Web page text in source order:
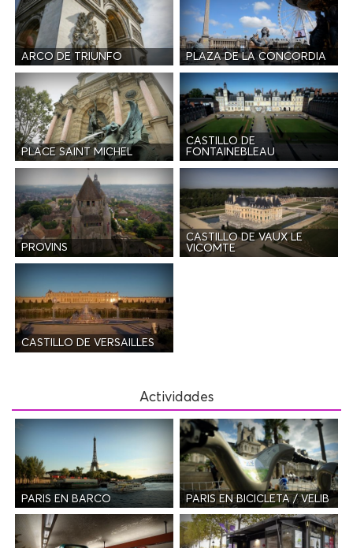
ARCO DE TRIUNFO PLAZA DE LA CONCORDIA
PLACE SAINT MICHEL
CASTILLO DE
FONTAINEBLEAU
PROVINS
CASTILLO DE VAUX LE
VICOMTE
CASTILLO DE VERSAILLES
Actividades
PARIS EN BARCO PARIS EN BICICLETA / VELIB